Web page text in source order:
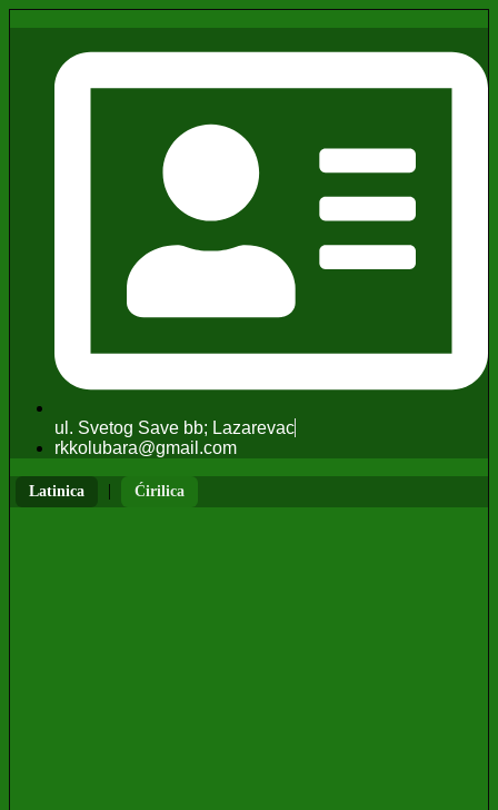
ul. Svetog Save bb; Lazarevac
rkkolubara@gmail.com
Latinica | Ćirilica